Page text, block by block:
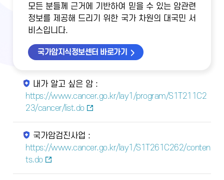
모든 분들께 근거에 기반하여 믿을 수 있는 암관련
정보를 제공해 드리기 위한 국가 차원의 대국민 서
비스입니다.
국가암지식정보센터 바로가기
내가 알고 싶은 암 :
https://www.cancer.go.kr/lay1/program/S1T211C2
23/cancer/list.do
국가암검진사업 :
https://www.cancer.go.kr/lay1/S1T261C262/conten
ts.do